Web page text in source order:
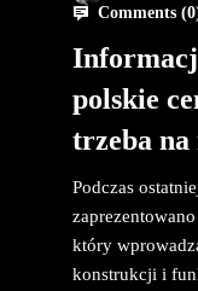
Comments (0
polskie
trzeba na
Podczas
który
konstrukcji i